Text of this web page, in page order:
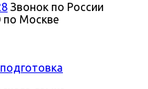
Звонок по России
по Москве